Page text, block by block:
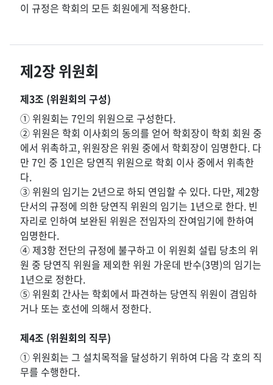
이 규정은 학회의 모든 회원에게 적용한다.
제2장 위원회
제3조 (위원회의 구성)
① 위원회는 7인의 위원으로 구성한다.
② 위원은 학회 이사회의 동의를 얻어 학회장이 학회 회원 중
에서 위촉하고, 위원장은 위원 중에서 학회장이 임명한다. 다
만 7인 중 1인은 당연직 위원으로 학회 이사 중에서 위촉한
다.
③ 위원의 임기는 2년으로 하되 연임할 수 있다. 다만, 제2항
단서의 규정에 의한 당연직 위원의 임기는 1년으로 한다. 빈
자리로 인하여 보완된 위원은 전임자의 잔여임기에 한하여
임명한다.
④ 제3항 전단의 규정에 불구하고 이 위원회 설립 당초의 위
원 중 당연직 위원을 제외한 위원 가운데 반수(3명)의 임기는
1년으로 정한다.
⑤ 위원회 간사는 학회에서 파견하는 당연직 위원이 겸임하
거나 또는 호선에 의해서 정한다.
제4조 (위원회의 직무)
① 위원회는 그 설치목적을 달성하기 위하여 다음 각 호의 직
무를 수행한다.